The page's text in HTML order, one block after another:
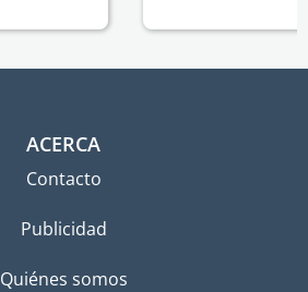
ACERCA
Contacto
Publicidad
Quiénes somos